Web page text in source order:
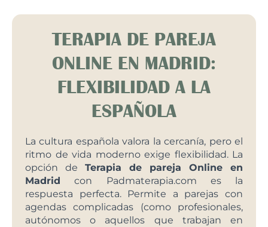
TERAPIA DE PAREJA
ONLINE EN MADRID:
FLEXIBILIDAD A LA
ESPAÑOLA
La cultura española valora la cercanía, pero el
ritmo de vida moderno exige flexibilidad. La
opción de Terapia de pareja Online en
Madrid con Padmaterapia.com es la
respuesta perfecta. Permite a parejas con
agendas complicadas (como profesionales,
autónomos o aquellos que trabajan en